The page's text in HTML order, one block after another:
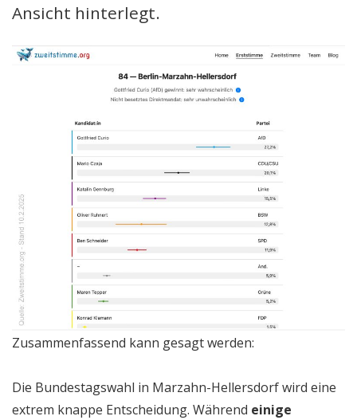
Ansicht hinterlegt.
Zusammenfassend kann gesagt werden:
Die Bundestagswahl in Marzahn-Hellersdorf wird eine
extrem knappe Entscheidung. Während einige